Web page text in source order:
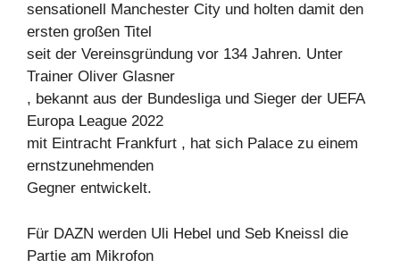
sensationell Manchester City und holten damit den
ersten großen Titel
seit der Vereinsgründung vor 134 Jahren. Unter
Trainer Oliver Glasner
, bekannt aus der Bundesliga und Sieger der UEFA
Europa League 2022
mit Eintracht Frankfurt , hat sich Palace zu einem
ernstzunehmenden
Gegner entwickelt.
Für DAZN werden Uli Hebel und Seb Kneissl die
Partie am Mikrofon